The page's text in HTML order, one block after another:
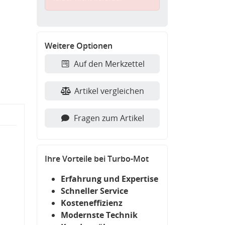
Weitere Optionen
Auf den Merkzettel
Artikel vergleichen
Fragen zum Artikel
Ihre Vorteile bei Turbo-Mot
Erfahrung und Expertise
Schneller Service
Kosteneffizienz
Modernste Technik